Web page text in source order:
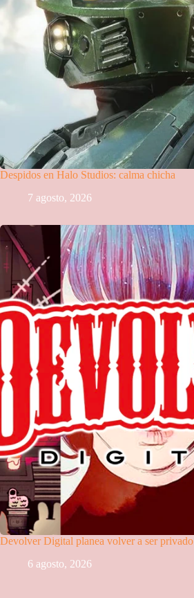
Despidos en Halo Studios: calma chicha
7 agosto, 2026
Devolver Digital planea volver a ser privado
6 agosto, 2026